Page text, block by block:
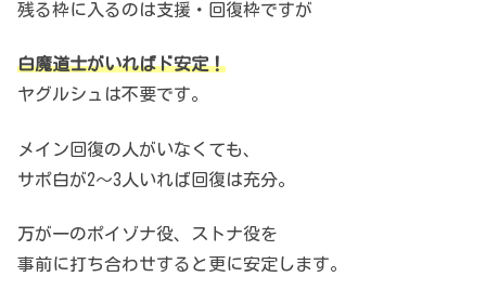
残る枠に入るのは支援・回復枠ですが
白魔道士がいればド安定！
ヤグルシュは不要です。
メイン回復の人がいなくても、
サポ白が2～3人いれば回復は充分。
万が一のポイゾナ役、ストナ役を
事前に打ち合わせすると更に安定します。